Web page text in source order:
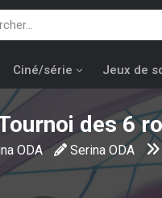
Ciné/série Jeux de
des 6
ODA Serina ODA